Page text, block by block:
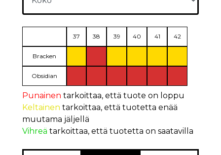
37 38 39 40 41 42
Bracken
Obsidian
Punainen tarkoittaa, että tuote on loppu
Keltainen tarkoittaa, että tuotetta enää
muutama jäljellä
Vihreä tarkoittaa, että tuotetta on saatavilla